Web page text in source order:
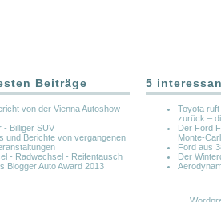
Beiträge
von der Vienna Autoshow
- Billiger SUV
und Berichte von vergangenen
- Radwechsel - Reifentausch
Blogger Auto Award 2013
5
Toyota
zurück –
Der Ford
Monte-
Ford aus
Der